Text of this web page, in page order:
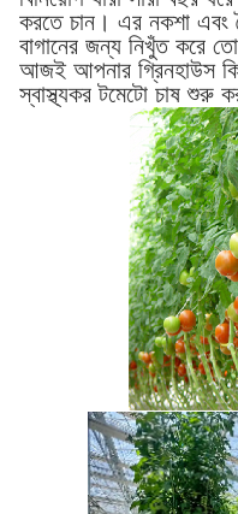
করতে চান। এর নকশা এবং
বাগানের জন্য নিখুঁত করে
আজই আপনার গ্রিনহাউস
স্বাস্থ্যকর টমেটো চাষ শুরু